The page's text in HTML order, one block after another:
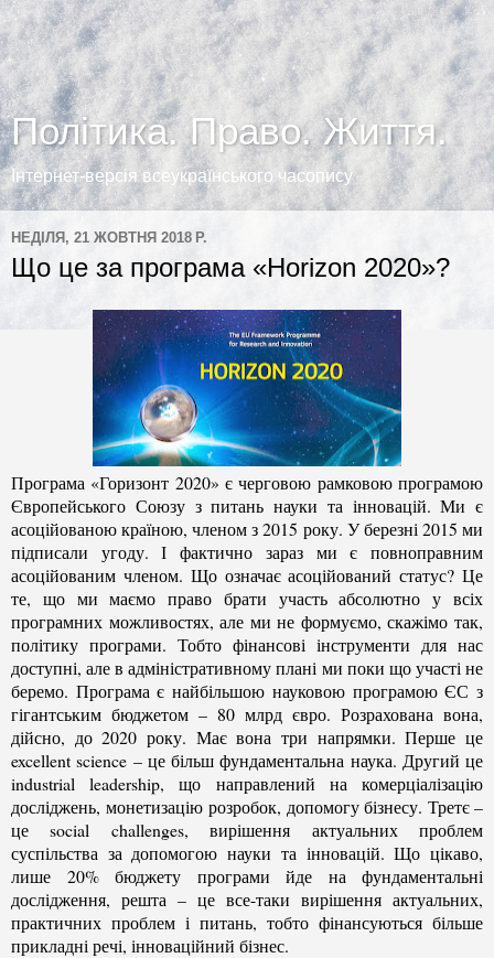
Політика. Право. Життя.
Інтернет-версія всеукраїнського часопису
НЕДІЛЯ, 21 ЖОВТНЯ 2018 Р.
Що це за програма «Horizon 2020»?
Програма «Горизонт 2020» є черговою рамковою програмою
Європейського Союзу з питань науки та інновацій. Ми є
асоційованою країною, членом з 2015 року. У березні 2015 ми
підписали угоду. І фактично зараз ми є повноправним
асоційованим членом. Що означає асоційований статус? Це
те, що ми маємо право брати участь абсолютно у всіх
програмних можливостях, але ми не формуємо, скажімо так,
політику програми. Тобто фінансові інструменти для нас
доступні, але в адміністративному плані ми поки що участі не
беремо. Програма є найбільшою науковою програмою ЄС з
гігантським бюджетом – 80 млрд євро. Розрахована вона,
дійсно, до 2020 року. Має вона три напрямки. Перше це
excellent science – це більш фундаментальна наука. Другий це
industrial leadership, що направлений на комерціалізацію
досліджень, монетизацію розробок, допомогу бізнесу. Третє –
це social challenges, вирішення актуальних проблем
суспільства за допомогою науки та інновацій. Що цікаво,
лише 20% бюджету програми йде на фундаментальні
дослідження, решта – це все-таки вирішення актуальних,
практичних проблем і питань, тобто фінансуються більше
прикладні речі, інноваційний бізнес.